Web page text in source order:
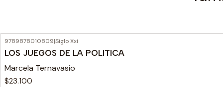
Agotado
9789878010809|Siglo Xxi
LOS JUEGOS DE LA POLITICA
Marcela Ternavasio
$23.100